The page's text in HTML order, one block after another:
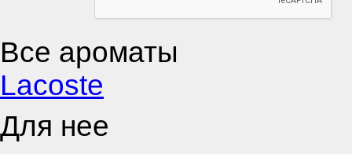
Все ароматы
Lacoste
Для нее